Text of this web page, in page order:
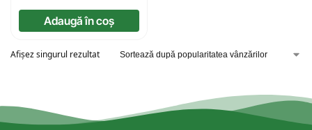
Adaugă în coș
Afișez singurul rezultat